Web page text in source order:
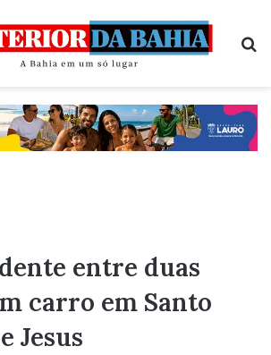
entre duas
carro em Santo
Jesus